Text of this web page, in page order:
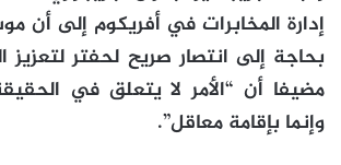
إدارة المخابرات في أفريكوم إلى أن
بحاجة إلى انتصار صريح لحفتر لتعزيز
مضيفا أن “الأمر لا يتعلق في
وإنما بإقامة معاقل”.